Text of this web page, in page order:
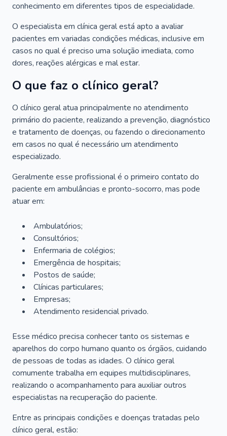
conhecimento em diferentes tipos de especialidade.
O especialista em clínica geral está apto a avaliar
pacientes em variadas condições médicas, inclusive em
casos no qual é preciso uma solução imediata, como
dores, reações alérgicas e mal estar.
O que faz o clínico geral?
O clínico geral atua principalmente no atendimento
primário do paciente, realizando a prevenção, diagnóstico
e tratamento de doenças, ou fazendo o direcionamento
em casos no qual é necessário um atendimento
especializado.
Geralmente esse profissional é o primeiro contato do
paciente em ambulâncias e pronto-socorro, mas pode
atuar em:
Ambulatórios;
Consultórios;
Enfermaria de colégios;
Emergência de hospitais;
Postos de saúde;
Clínicas particulares;
Empresas;
Atendimento residencial privado.
Esse médico precisa conhecer tanto os sistemas e
aparelhos do corpo humano quanto os órgãos, cuidando
de pessoas de todas as idades. O clínico geral
comumente trabalha em equipes multidisciplinares,
realizando o acompanhamento para auxiliar outros
especialistas na recuperação do paciente.
Entre as principais condições e doenças tratadas pelo
clínico geral, estão: